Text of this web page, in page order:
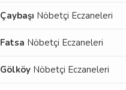
Çaybaşı Nöbetçi Eczaneleri
Fatsa Nöbetçi Eczaneleri
Gölköy Nöbetçi Eczaneleri